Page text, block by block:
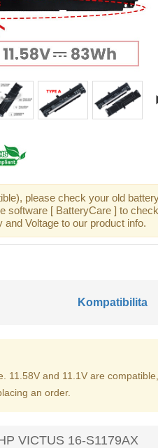
please check your old
software [ BatteryCare ] to check
Voltage to our product info.
Kompatibilita
11.58V and 11.1V are
an order.
VICTUS 16-S1179AX